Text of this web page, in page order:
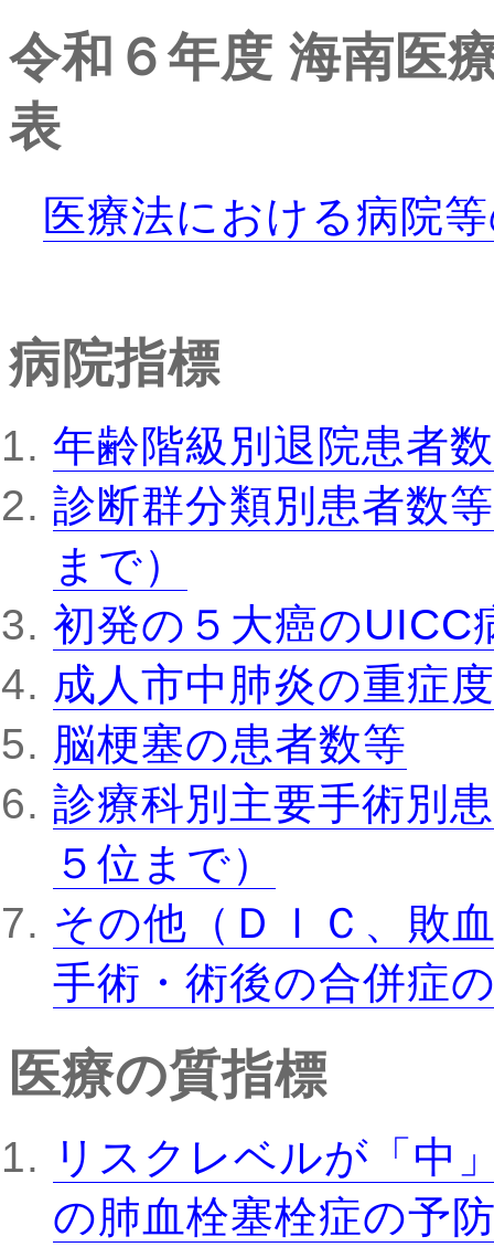
令和６年度 海南医
表
医療法における病院
病院指標
年齢階級別退院患者数
診断群分類別患者数
まで）
初発の５大癌のUICC
成人市中肺炎の重症
脳梗塞の患者数等
診療科別主要手術別
５位まで）
その他（ＤＩＣ、敗
手術・術後の合併症
医療の質指標
リスクレベルが「中
の肺血栓塞栓症の予